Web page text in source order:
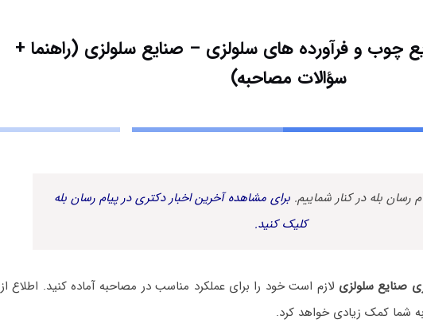
چوب و فرآورده های سلولزی – صنایع سلولزی (راهنما +
سؤالات مصاحبه)
رسان بله در کنار شماییم. برای مشاهده آخرین اخبار دکتری در پیام رسان بله
کلیک کنید.
صنایع سلولزی لازم است خود را برای عملکرد مناسب در مصاحبه آماده کنید. اطلاع از
شما کمک زیادی خواهد کرد.